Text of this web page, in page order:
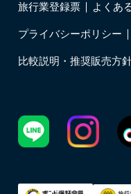
旅行業登録票
よくあ
プライバシーポリシー
比較説明・推奨販売方